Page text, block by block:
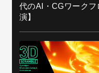
代のAI・CGワークフ
演】